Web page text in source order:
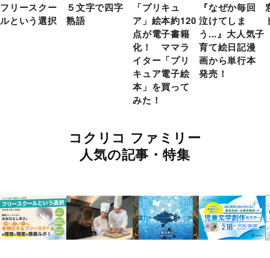
フリースクー
ルという選択
５文字で四字
熟語
「プリキュ
ア」絵本約120
点が電子書籍
化！ ママラ
イター「プリ
キュア電子絵
本」を買って
みた！
『なぜか毎回
泣けてしま
う...』大人気子
育て絵日記漫
画から単行本
発売！
コクリコ ファミリー
人気の記事・特集